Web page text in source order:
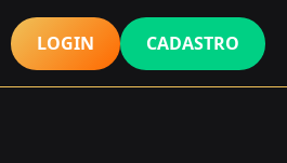
LOGIN CADASTRO